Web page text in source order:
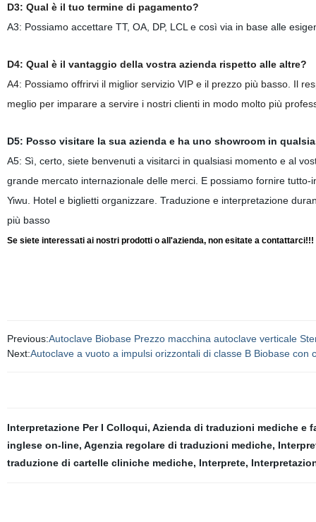
D3: Qual è il tuo termine di pagamento?
A3: Possiamo accettare TT, OA, DP, LCL e così via in base alle
D4: Qual è il vantaggio della vostra azienda rispetto alle altre?
A4: Possiamo offrirvi il miglior servizio VIP e il prezzo più basso. Il
meglio per imparare a servire i nostri clienti in modo molto più
D5: Posso visitare la sua azienda e ha uno showroom in
A5: Sì, certo, siete benvenuti a visitarci in qualsiasi momento e al
grande mercato internazionale delle merci. E possiamo fornire
Yiwu. Hotel e biglietti organizzare. Traduzione e interpretazione
più basso
Se siete interessati ai nostri prodotti o all'azienda, non esitate a contattarci!!!
Previous:Autoclave Biobase Prezzo macchina autoclave verticale
Next:Autoclave a vuoto a impulsi orizzontali di classe B Biobase con
Interpretazione Per I Colloqui, Azienda di traduzioni mediche e
inglese on-line, Agenzia regolare di traduzioni mediche,
traduzione di cartelle cliniche mediche, Interprete,